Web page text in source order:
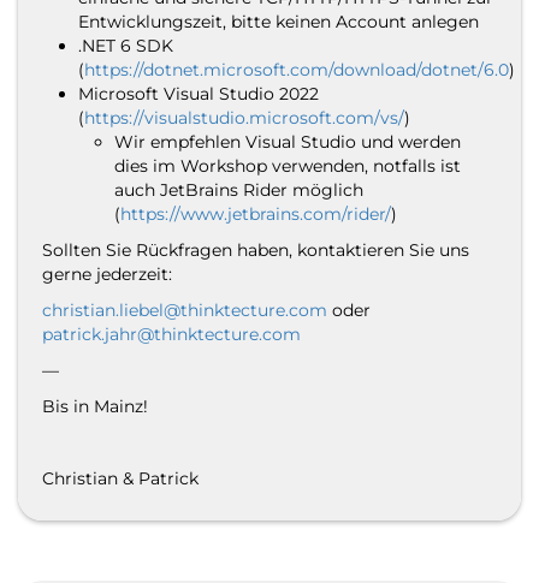
Entwicklungszeit, bitte keinen Account anlegen
.NET 6 SDK
(https://dotnet.microsoft.com/download/dotnet/6.0)
Microsoft Visual Studio 2022
(https://visualstudio.microsoft.com/vs/)
Wir empfehlen Visual Studio und werden
dies im Workshop verwenden, notfalls ist
auch JetBrains Rider möglich
(https://www.jetbrains.com/rider/)
Sollten Sie Rückfragen haben, kontaktieren Sie uns
gerne jederzeit:
christian.liebel@thinktecture.com oder
patrick.jahr@thinktecture.com
—
Bis in Mainz!
Christian & Patrick